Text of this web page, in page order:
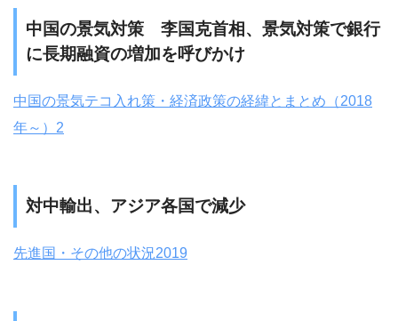
中国の景気対策 李国克首相、景気対策で銀行
に長期融資の増加を呼びかけ
中国の景気テコ入れ策・経済政策の経緯とまとめ（2018
年～）2
対中輸出、アジア各国で減少
先進国・その他の状況2019